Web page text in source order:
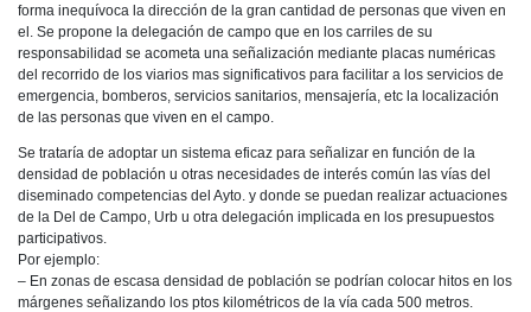
forma inequívoca la dirección de la gran cantidad de personas que viven en
el. Se propone la delegación de campo que en los carriles de su
responsabilidad se acometa una señalización mediante placas numéricas
del recorrido de los viarios mas significativos para facilitar a los servicios de
emergencia, bomberos, servicios sanitarios, mensajería, etc la localización
de las personas que viven en el campo.
Se trataría de adoptar un sistema eficaz para señalizar en función de la
densidad de población u otras necesidades de interés común las vías del
diseminado competencias del Ayto. y donde se puedan realizar actuaciones
de la Del de Campo, Urb u otra delegación implicada en los presupuestos
participativos.
Por ejemplo:
– En zonas de escasa densidad de población se podrían colocar hitos en los
márgenes señalizando los ptos kilométricos de la vía cada 500 metros.